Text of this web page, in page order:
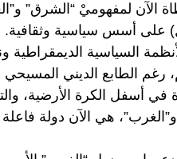
الآن لمفهوميْ “الشرق”
على أسس سياسية
السياسية الديمقراطية
رغم الطابع الديني
في أسفل الكرة الأرضية،
و”الغرب”، هي الآن دولة